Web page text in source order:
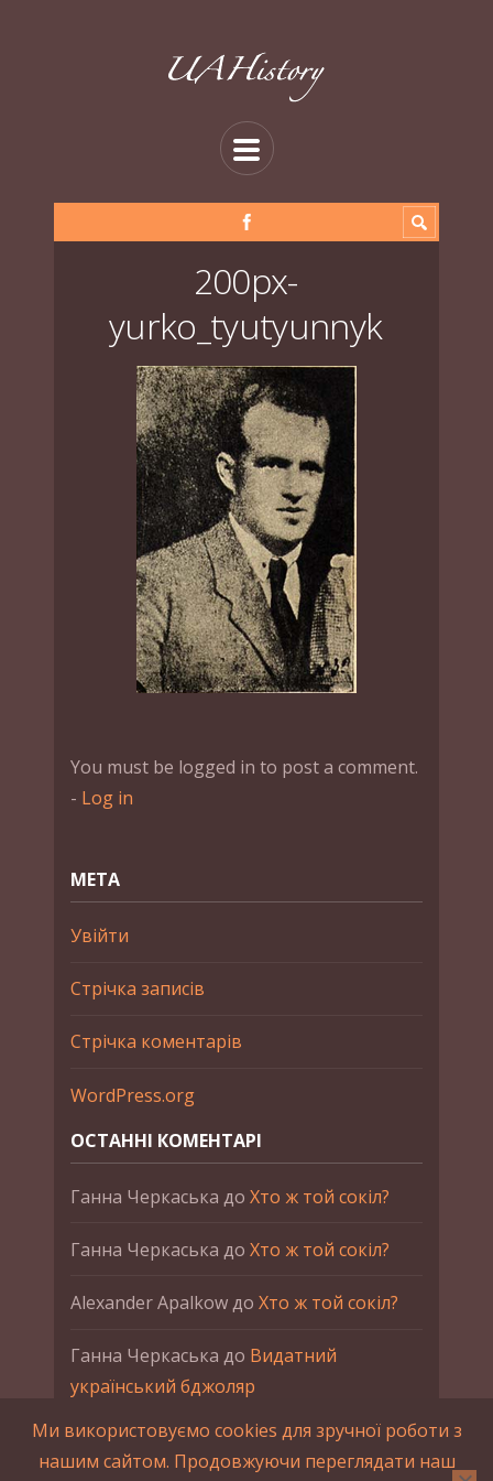
200px-
yurko_tyutyunnyk
You must be logged in to post a comment.
- Log in
МЕТА
Увійти
Стрічка записів
Стрічка коментарів
WordPress.org
ОСТАННІ КОМЕНТАРІ
Ганна Черкаська до Хто ж той сокіл?
Ганна Черкаська до Хто ж той сокіл?
Alexander Apalkowдо Хто ж той сокіл?
Ганна Черкаська до Видатний
український бджоляр
Ганна ЧеркаськадоПетро Франко
Ми використовуємо cookies для зручної роботи з
нашим сайтом. Продовжуючи переглядати наш